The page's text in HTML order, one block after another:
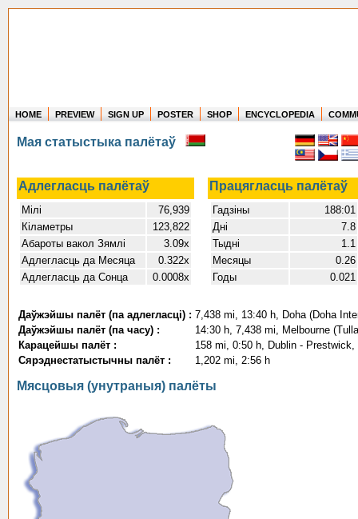
Where in the world have you flown?
How long have you been in the air?
Create your own FlightMemory and see!
HOME PREVIEW SIGN UP POSTER SHOP ENCYCLOPEDIA
Мая статыстыка палётаў
Адлегласць палётаў Працягласць палётаў
Мілі
76,939
Кіламетры
123,822
Абароты вакол Зямлі
3.09x
Адлегласць да Месяца
0.322x
Адлегласць да Сонца
0.0008x
Гадзіны
188:01
Дні
7.8
Тыдні
1.1
Месяцы
0.26
Годы
0.021
Даўжэйшы палёт (па адлегласці) : 7,438 mi, 13:40 h, Doha (Doha
Даўжэйшы палёт (па часу) :
14:30 h, 7,438 mi, Melbourne
Карацейшы палёт :
158 mi, 0:50 h, Dublin - Prestwick,
Сярэднестатыстычны палёт :
1,202 mi, 2:56 h
Мясцовыя (унутраныя) палёты